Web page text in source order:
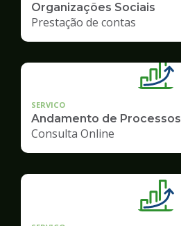
Organizações Sociais
Prestação de contas
SERVICO
Andamento de
Consulta Online